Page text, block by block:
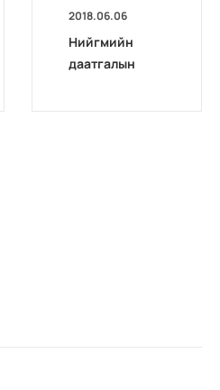
2018.06.06
Нийгмийн
даатгалын